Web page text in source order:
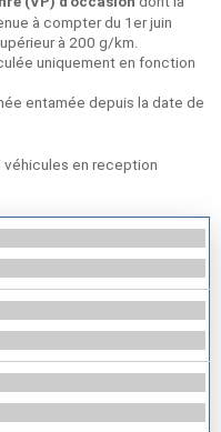
à compter du 1er juin
à 200 g/km.
uniquement en fonction
entamée depuis la date de
véhicules en reception